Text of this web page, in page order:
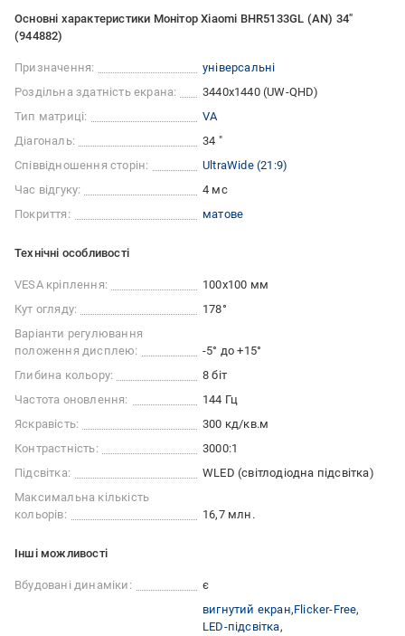
Основні характеристики Монітор Xiaomi BHR5133GL (AN) 34"
(944882)
Призначення:
універсальні
Роздільна здатність екрана:
3440x1440 (UW-QHD)
Тип матриці:
VA
Діагональ:
34 "
Співвідношення сторін:
UltraWide (21:9)
Час відгуку:
4 мс
Покриття:
матове
Технічні особливості
VESA кріплення:
100x100 мм
Кут огляду:
178°
Варіанти регулювання
положення дисплею:
-5° до +15°
Глибина кольору:
8 біт
Частота оновлення:
144 Гц
Яскравість:
300 кд/кв.м
Контрастність:
3000:1
Підсвітка:
WLED (світлодіодна підсвітка)
Максимальна кількість
кольорів:
16,7 млн.
Iншi можливостi
Вбудовані динаміки:
є
вигнутий екран Flicker-Free
LED-підсвітка